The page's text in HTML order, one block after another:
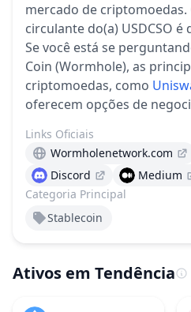
mercado de criptomoedas.
circulante do(a) USDCSO é
Se você está se
Coin (Wormhole), as
criptomoedas, como
oferecem opções de
Categoria Principal
Stablecoin
Links Oficiais
Wormholenetwork.com
Discord
Medium
Ativos em Tendência